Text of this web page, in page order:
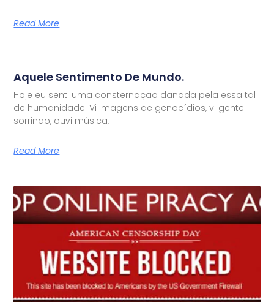
Read More
Aquele Sentimento De Mundo.
Hoje eu senti uma consternação danada pela essa tal
de humanidade. Vi imagens de genocídios, vi gente
sorrindo, ouvi música,
Read More